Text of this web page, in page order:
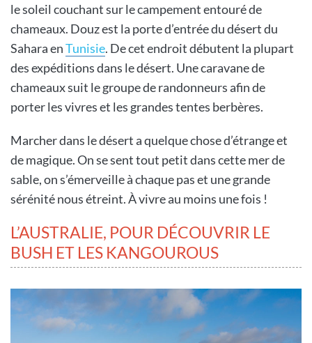
le soleil couchant sur le campement entouré de
chameaux. Douz est la porte d’entrée du désert du
Sahara enTunisie. De cet endroit débutent la plupart
des expéditions dans le désert. Une caravane de
chameaux suit le groupe de randonneurs afin de
porter les vivres et les grandes tentes berbères.
Marcher dans le désert a quelque chose d’étrange et
de magique. On se sent tout petit dans cette mer de
sable, on s’émerveille à chaque pas et une grande
sérénité nous étreint. À vivre au moins une fois !
L’AUSTRALIE, POUR DÉCOUVRIR LE
BUSH ET LES KANGOUROUS